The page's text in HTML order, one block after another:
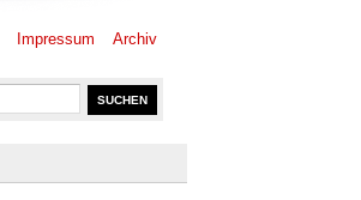
Impressum Archiv